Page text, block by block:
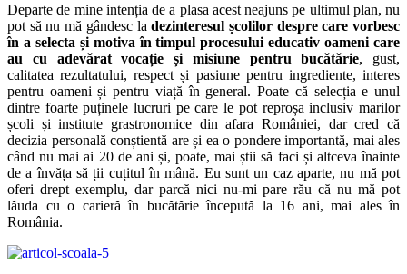
Departe de mine intenția de a plasa acest neajuns pe ultimul plan, nu
pot să nu mă gândesc ladezinteresul școlilor despre care vorbesc
în a selecta și motiva în timpul procesului educativ oameni care
au cu adevărat vocație și misiune pentru bucătărie, gust,
calitatea rezultatului, respect și pasiune pentru ingrediente, interes
pentru oameni și pentru viață în general. Poate că selecția e unul
dintre foarte puținele lucruri pe care le pot reproșa inclusiv marilor
școli și institute grastronomice din afara României, dar cred că
decizia personală conștientă are și ea o pondere importantă, mai ales
când nu mai ai 20 de ani și, poate, mai știi să faci și altceva înainte
de a învăța să ții cuțitul în mână. Eu sunt un caz aparte, nu mă pot
oferi drept exemplu, dar parcă nici nu-mi pare rău că nu mă pot
lăuda cu o carieră în bucătărie începută la 16 ani, mai ales în
România.